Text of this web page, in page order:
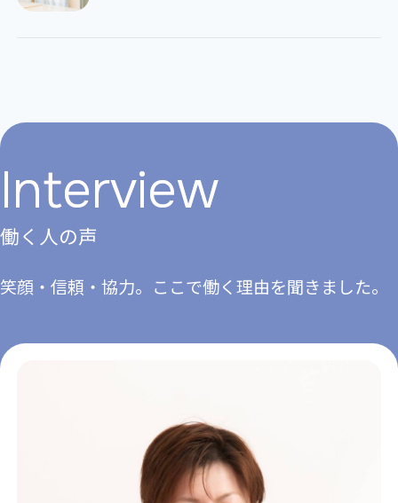
Interview
働く人の声
笑顔・信頼・協⼒。ここで働く理由を聞きました。